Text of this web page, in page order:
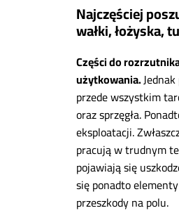
Najczęściej
wałki, łożyska,
Części do
użytkowania.
przede wszystkim
oraz sprzęgła.
eksploatacji.
pracują w trudnym
pojawiają się
się ponadto
przeszkody na polu.